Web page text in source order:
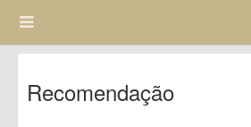
Recomendação